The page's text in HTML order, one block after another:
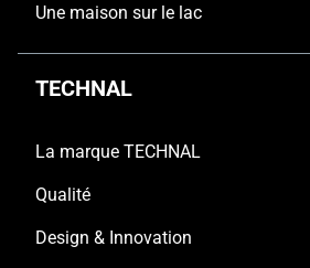
Une maison sur le lac
TECHNAL
La marque TECHNAL
Qualité
Design & Innovation